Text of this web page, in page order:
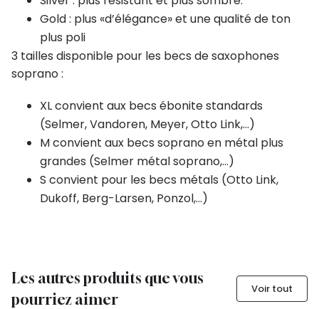
Gold : plus «d’élégance» et une qualité de ton
plus poli
3 tailles disponible pour les becs de saxophones
soprano :
XL convient aux becs ébonite standards
(Selmer, Vandoren, Meyer, Otto Link,…)
M convient aux becs soprano en métal plus
grandes (Selmer métal soprano,…)
S convient pour les becs métals (Otto Link,
Dukoff, Berg-Larsen, Ponzol,…)
Les autres produits que vous
pourriez aimer
Voir tout